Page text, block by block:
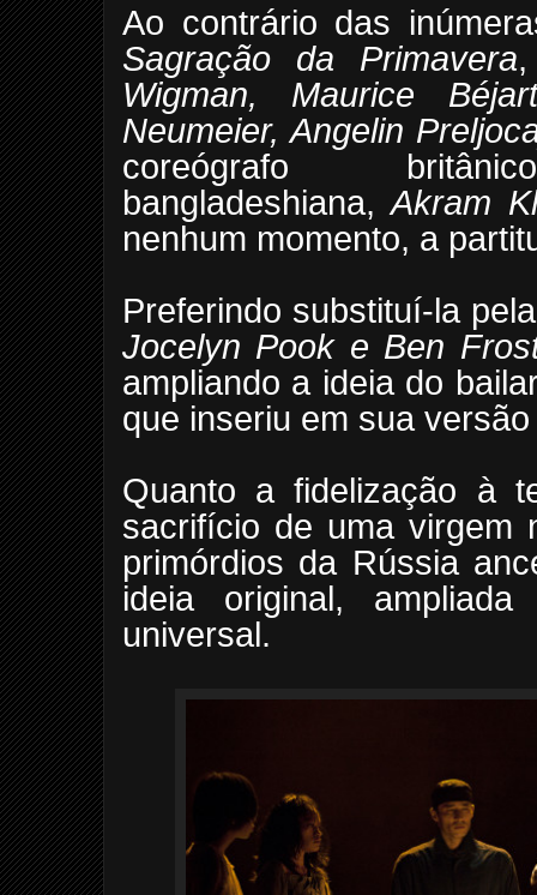
Ao contrário das
Sagração da Primavera
Wigman, Maurice
Neumeier, Angelin
coreógrafo
bangladeshiana,Akram
nenhum momento, a
Preferindo substituí-la
Jocelyn Pook e Ben
ampliando a ideia do
que inseriu em sua
Quanto a fidelização à
sacrifício de uma virgem
primórdios da Rússia
ideia original,
universal.